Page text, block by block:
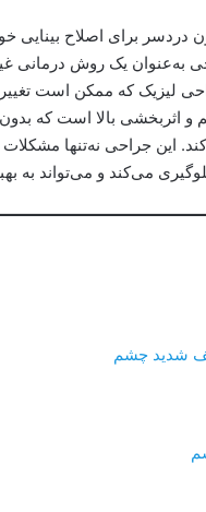
دردسر برای اصلاح بینایی
یک روش درمانی
که ممکن است تغییرات
بالا است که بدون
این جراحی نه‌تنها مشکلات
می‌کند و می‌تواند به
شدید چشم